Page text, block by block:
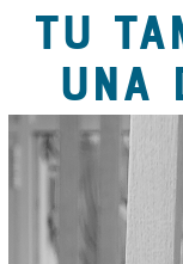
TU
UNA